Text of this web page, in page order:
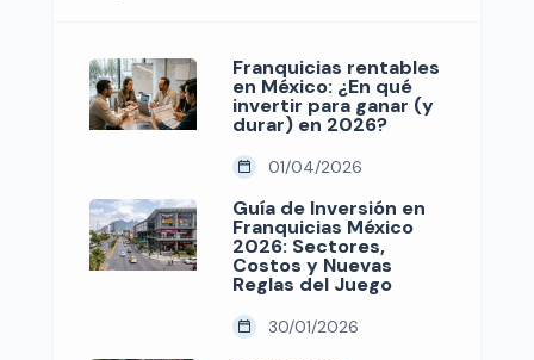
Franquicias rentables
en México: ¿En qué
invertir para ganar (y
durar) en 2026?
01/04/2026
Guía de Inversión en
Franquicias México
2026: Sectores,
Costos y Nuevas
Reglas del Juego
30/01/2026